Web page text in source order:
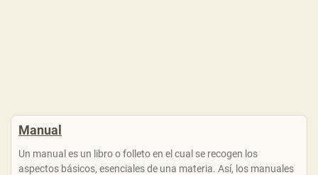
Manual
Un manual es un libro o folleto en el cual se recogen los
aspectos básicos, esenciales de una materia. Así, los manuales